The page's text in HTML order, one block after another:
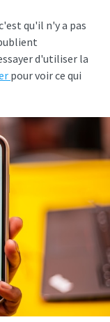
qu'il n'y a pas
d'utiliser la
pour voir ce qui